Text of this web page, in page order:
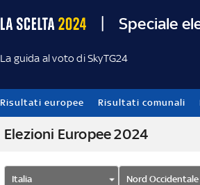
Speciale
La guida al voto di SkyTG24
Risultati europee Risultati comunali
Elezioni Europee 2024
Italia Nord Occidentale